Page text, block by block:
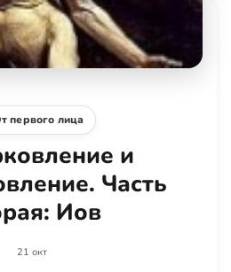
первого лица
и
Часть
Иов
21 окт